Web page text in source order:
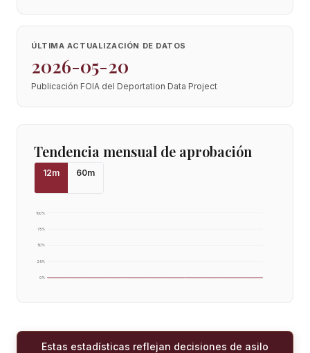
ÚLTIMA ACTUALIZACIÓN DE DATOS
2026-05-20
Publicación FOIA del Deportation Data Project
Tendencia mensual de aprobación
12m 60m
0%
25%
50%
75%
100%
Estas estadísticas reflejan decisiones de asilo